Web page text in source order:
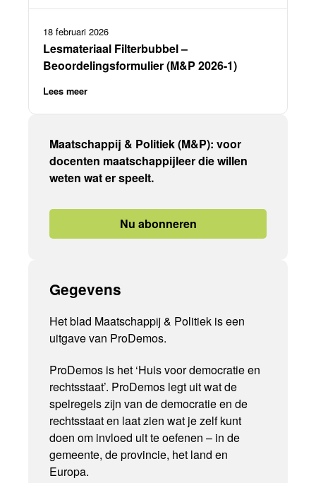
18 februari 2026
Lesmateriaal Filterbubbel –
Beoordelingsformulier (M&P 2026-1)
Lees meer
Maatschappij & Politiek (M&P): voor
docenten maatschappijleer die willen
weten wat er speelt.
Nu abonneren
Gegevens
Het blad Maatschappij & Politiek is een
uitgave van ProDemos.
ProDemos is het ‘Huis voor democratie en
rechtsstaat’. ProDemos legt uit wat de
spelregels zijn van de democratie en de
rechtsstaat en laat zien wat je zelf kunt
doen om invloed uit te oefenen – in de
gemeente, de provincie, het land en
Europa.